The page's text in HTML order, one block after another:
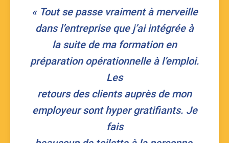
« Tout se passe vraiment à merveille
dans l’entreprise que j’ai intégrée à
la suite de ma formation en
préparation opérationnelle à l’emploi.
Les
retours des clients auprès de mon
employeur sont hyper gratifiants. Je
fais